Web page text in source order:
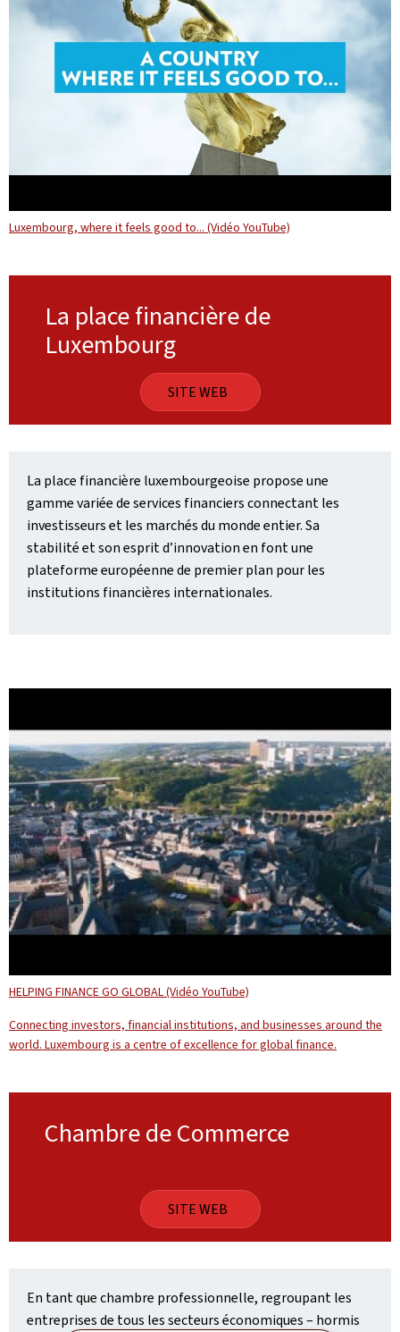
Luxembourg, where it feels good to... (Vidéo YouTube)
La place financière de
Luxembourg
SITE WEB
La place financière luxembourgeoise propose une
gamme variée de services financiers connectant les
investisseurs et les marchés du monde entier. Sa
stabilité et son esprit d’innovation en font une
plateforme européenne de premier plan pour les
institutions financières internationales.
HELPING FINANCE GO GLOBAL (Vidéo YouTube)
Connecting investors, financial institutions, and businesses around the
world. Luxembourg is a centre of excellence for global finance.
Chambre de Commerce
SITE WEB
En tant que chambre professionnelle, regroupant les
entreprises de tous les secteurs économiques – hormis